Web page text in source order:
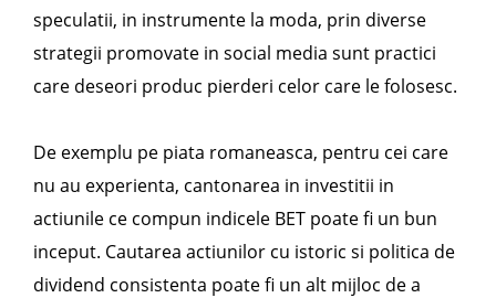
speculatii, in instrumente la moda, prin diverse
strategii promovate in social media sunt practici
care deseori produc pierderi celor care le folosesc.
De exemplu pe piata romaneasca, pentru cei care
nu au experienta, cantonarea in investitii in
actiunile ce compun indicele BET poate fi un bun
inceput. Cautarea actiunilor cu istoric si politica de
dividend consistenta poate fi un alt mijloc de a